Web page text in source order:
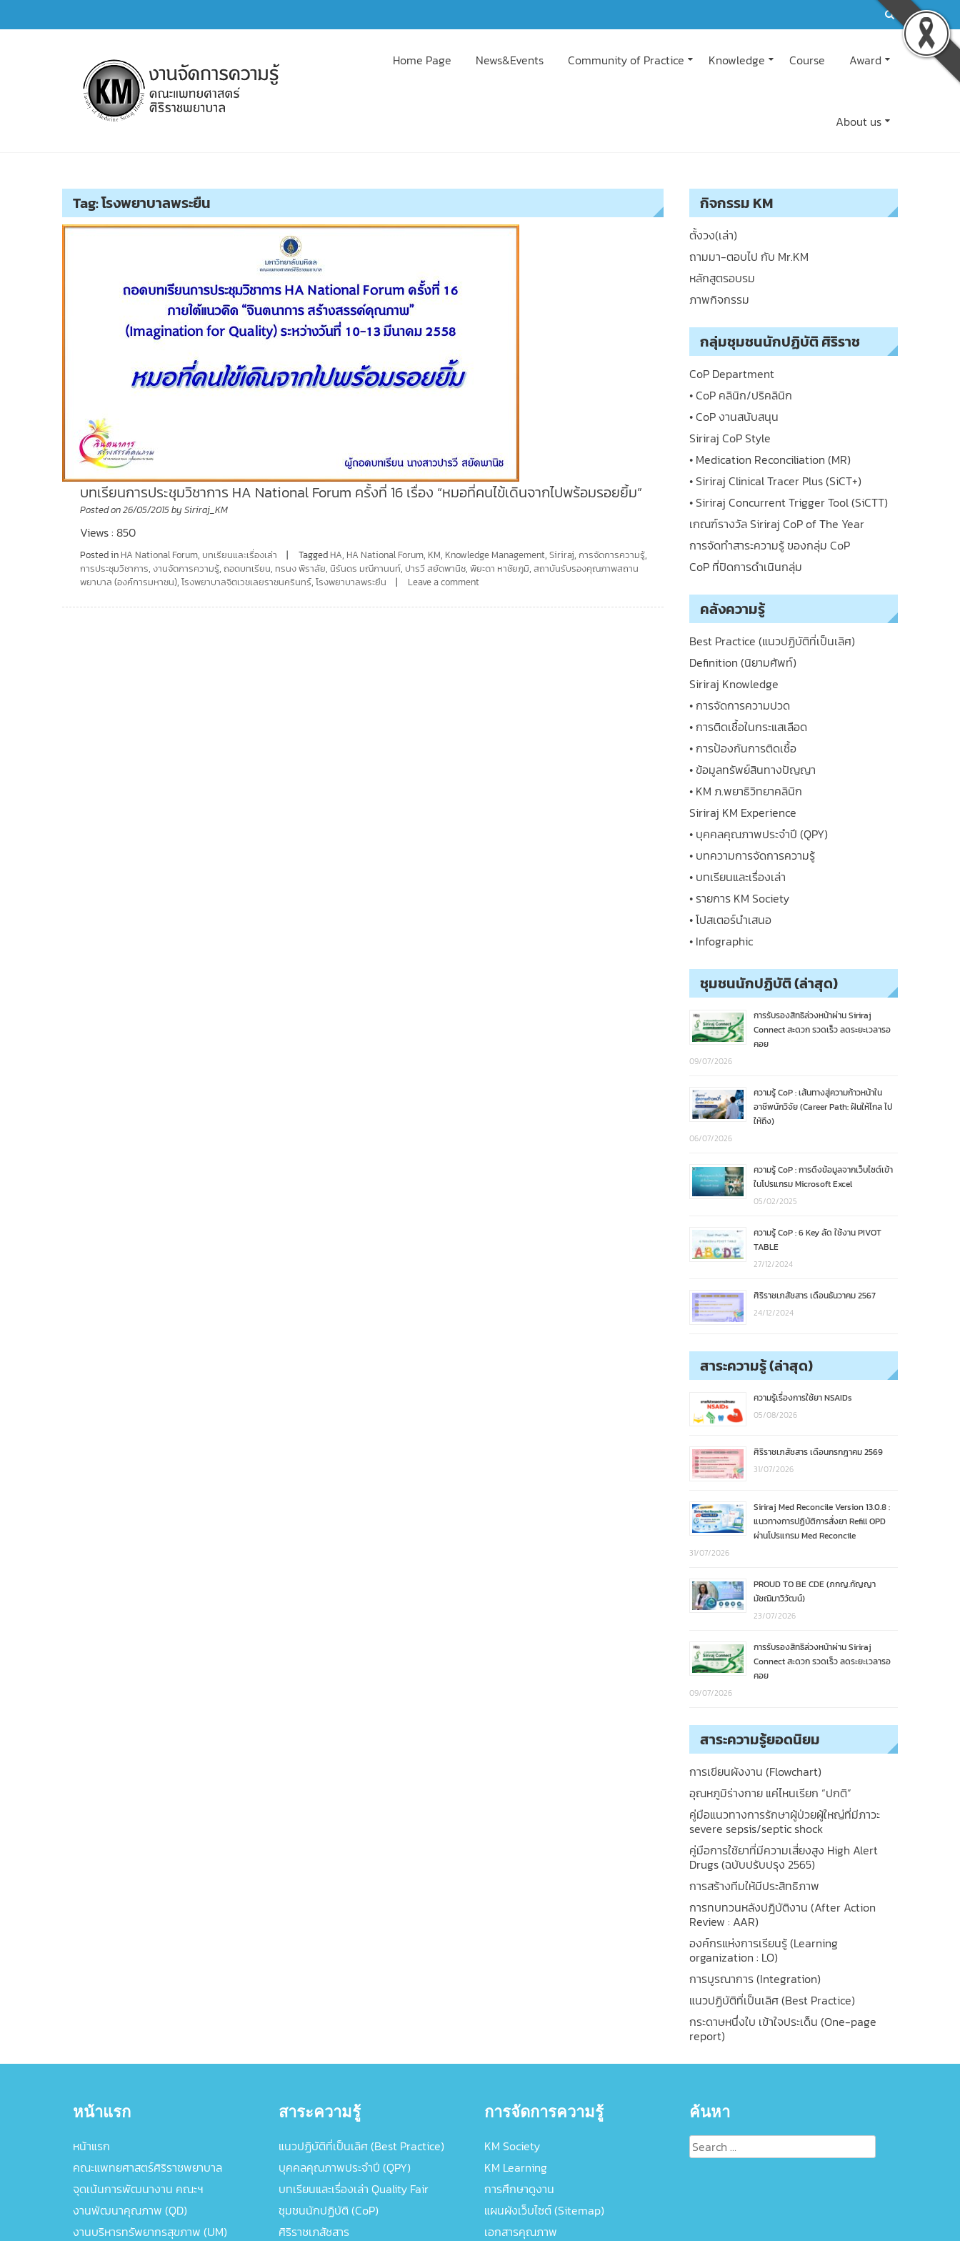
to
Home Page News&Events Community of Practice Knowledge Course Award
About us
Tag:โรงพยาบาลพระยืน
บทเรียนการประชุมวิชาการ HA National Forum ครั้งที่ 16 เรื่อง “หมอที่คนไข้เดินจากไปพร้อมรอยยิ้ม”
Posted on26/05/2015bySiriraj_KM
Views : 850
Posted in HA National Forum, บทเรียนและเรื่องเล่า Tagged HA, HA National Forum, KM, Knowledge Management,Siriraj,การจัดการความรู้,
การประชุมวิชาการ,งานจัดการความรู้,ถอดบทเรียน, ทรนง พิราลัย, นิรันดร มณีกานนท์, ปารวี สยัดพานิช,พิยะดา หาชัยภูมิ,สถาบันรับรองคุณภาพสถาน
พยาบาล (องค์การมหาชน),โรงพยาบาลจิตเวชเลยราชนครินทร์,โรงพยาบาลพระยืน Leave a comment
กิจกรรม KM
ตั้งวง(เล่า)
ถามมา-ตอบไป กับ Mr.KM
หลักสูตรอบรม
ภาพกิจกรรม
กลุ่มชุมชนนักปฏิบัติ ศิริราช
CoP Department
• CoP คลินิก/ปริคลินิก
• CoP งานสนับสนุน
Siriraj CoP Style
• Medication Reconciliation (MR)
• Siriraj Clinical Tracer Plus (SiCT+)
• Siriraj Concurrent Trigger Tool (SiCTT)
เกณฑ์รางวัล Siriraj CoP of The Year
การจัดทำสาระความรู้ ของกลุ่ม CoP
CoP ที่ปิดการดำเนินกลุ่ม
คลังความรู้
Best Practice (แนวปฏิบัติที่เป็นเลิศ)
Definition (นิยามศัพท์)
Siriraj Knowledge
• การจัดการความปวด
• การติดเชื้อในกระแสเลือด
• การป้องกันการติดเชื้อ
• ข้อมูลทรัพย์สินทางปัญญา
• KM ภ.พยาธิวิทยาคลินิก
Siriraj KM Experience
• บุคคลคุณภาพประจำปี (QPY)
• บทความการจัดการความรู้
• บทเรียนและเรื่องเล่า
• รายการ KM Society
• โปสเตอร์นำเสนอ
• Infographic
ชุมชนนักปฏิบัติ (ล่าสุด)
การรับรองสิทธิล่วงหน้าผ่าน Siriraj
Connect สะดวก รวดเร็ว ลดระยะเวลารอ
คอย
09/07/2026
ความรู้ CoP : เส้นทางสู่ความก้าวหน้าใน
อาชีพนักวิจัย (Career Path: ฝันให้ไกล ไป
ให้ถึง)
06/07/2026
ความรู้ CoP : การดึงข้อมูลจากเว็บไซต์เข้า
ในโปรแกรม Microsoft Excel
05/02/2025
ความรู้ CoP : 6 Key ลัด ใช้งาน PIVOT
TABLE
27/12/2024
ศิริราชเภสัชสาร เดือนธันวาคม 2567
24/12/2024
สาระความรู้ (ล่าสุด)
ความรู้เรื่องการใช้ยา NSAIDs
05/08/2026
ศิริราชเภสัชสาร เดือนกรกฎาคม 2569
31/07/2026
Siriraj Med Reconcile Version 13.0.8 :
แนวทางการปฏิบัติการสั่งยา Refill OPD
ผ่านโปรแกรม Med Reconcile
31/07/2026
PROUD TO BE CDE (ภกญ.กัญญา
มัชฌิมาวิวัฒน์)
23/07/2026
การรับรองสิทธิล่วงหน้าผ่าน Siriraj
Connect สะดวก รวดเร็ว ลดระยะเวลารอ
คอย
09/07/2026
สาระความรู้ยอดนิยม
การเขียนผังงาน (Flowchart)
อุณหภูมิร่างกาย แค่ไหนเรียก “ปกติ”
คู่มือแนวทางการรักษาผู้ป่วยผู้ใหญ่ที่มีภาวะ
severe sepsis/septic shock
คู่มือการใช้ยาที่มีความเสี่ยงสูง High Alert
Drugs (ฉบับปรับปรุง 2565)
การสร้างทีมให้มีประสิทธิภาพ
การทบทวนหลังปฎิบัติงาน (After Action
Review : AAR)
องค์กรแห่งการเรียนรู้ (Learning
organization : LO)
การบูรณาการ (Integration)
แนวปฏิบัติที่เป็นเลิศ (Best Practice)
กระดาษหนึ่งใบ เข้าใจประเด็น (One-page
report)
หน้าแรก
หน้าแรก
คณะแพทยศาสตร์ศิริราชพยาบาล
จุดเน้นการพัฒนางาน คณะฯ
งานพัฒนาคุณภาพ (QD)
งานบริหารทรัพยากรสุขภาพ (UM)
สาระความรู้
แนวปฏิบัติที่เป็นเลิศ (Best Practice)
บุคคลคุณภาพประจำปี (QPY)
บทเรียนและเรื่องเล่า Quality Fair
ชุมชนนักปฏิบัติ (CoP)
ศิริราชเภสัชสาร
การจัดการความรู้
KM Society
KM Learning
การศึกษาดูงาน
แผนผังเว็บไซต์ (Sitemap)
เอกสารคุณภาพ
ค้นหา
Search
for: